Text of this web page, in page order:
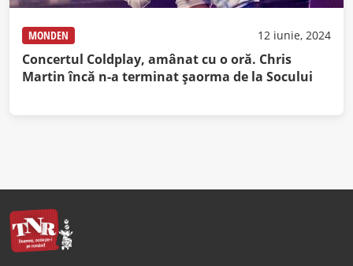
MONDEN 12 iunie, 2024
Concertul Coldplay, amânat cu o oră. Chris
Martin încă n-a terminat şaorma de la Socului